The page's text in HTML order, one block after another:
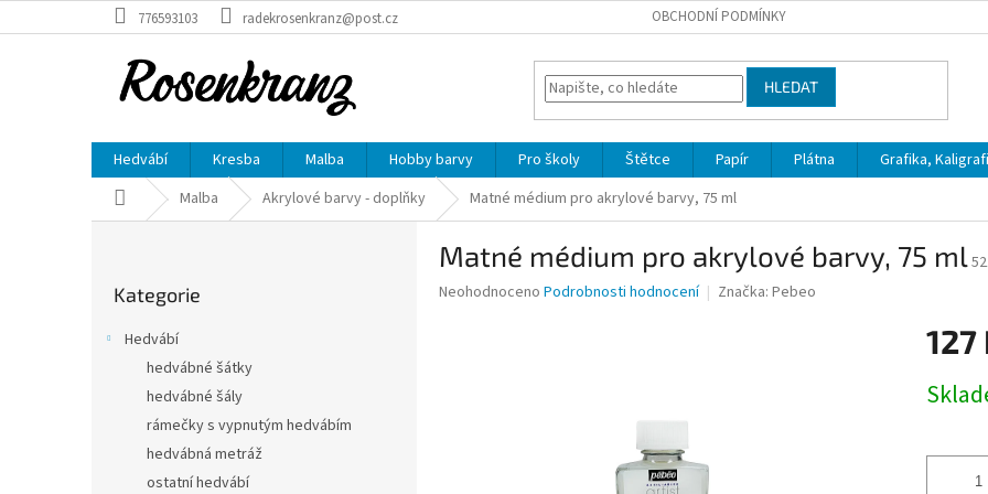
na
776593103 radekrosenkranz@post.cz OBCHODNÍ PODMÍNKY
HLEDAT
Hedvábí Kresba Malba Hobby barvy Pro školy Štětce Papír Plátna Grafika,
Domů Malba Akrylové barvy - doplňky Matné médium pro akrylové barvy, 75 ml
kategorie
Kategorie
Hedvábí
hedvábné šátky
hedvábné šály
rámečky s vypnutým hedvábím
hedvábná metráž
ostatní hedvábí
Matné médium pro akrylové barvy, 75 ml
Průměrné
Neohodnoceno Podrobnosti hodnocení Značka: Pebeo
127
cena: